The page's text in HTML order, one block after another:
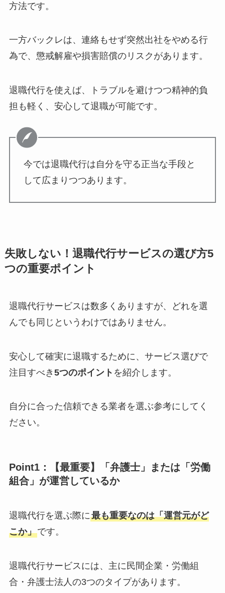
方法です。
一方バックレは、連絡もせず突然出社をやめる行
為で、懲戒解雇や損害賠償のリスクがあります。
退職代行を使えば、トラブルを避けつつ精神的負
担も軽く、安心して退職が可能です。
今では退職代行は自分を守る正当な手段と
して広まりつつあります。
失敗しない！退職代行サービスの選び方5
つの重要ポイント
退職代行サービスは数多くありますが、どれを選
んでも同じというわけではありません。
安心して確実に退職するために、サービス選びで
注目すべき 5つのポイント を紹介します。
自分に合った信頼できる業者を選ぶ参考にしてく
ださい。
Point1：【最重要】「弁護士」または「労働
組合」が運営しているか
退職代行を選ぶ際に最も重要なのは「運営元がど
こか」です。
退職代行サービスには、主に民間企業・労働組
合・弁護士法人の3つのタイプがあります。